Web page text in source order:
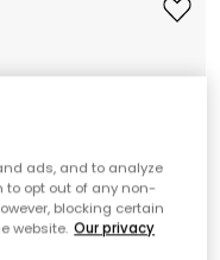
ads, and to analyze
to opt out of any non-
blocking certain
website. Our privacy